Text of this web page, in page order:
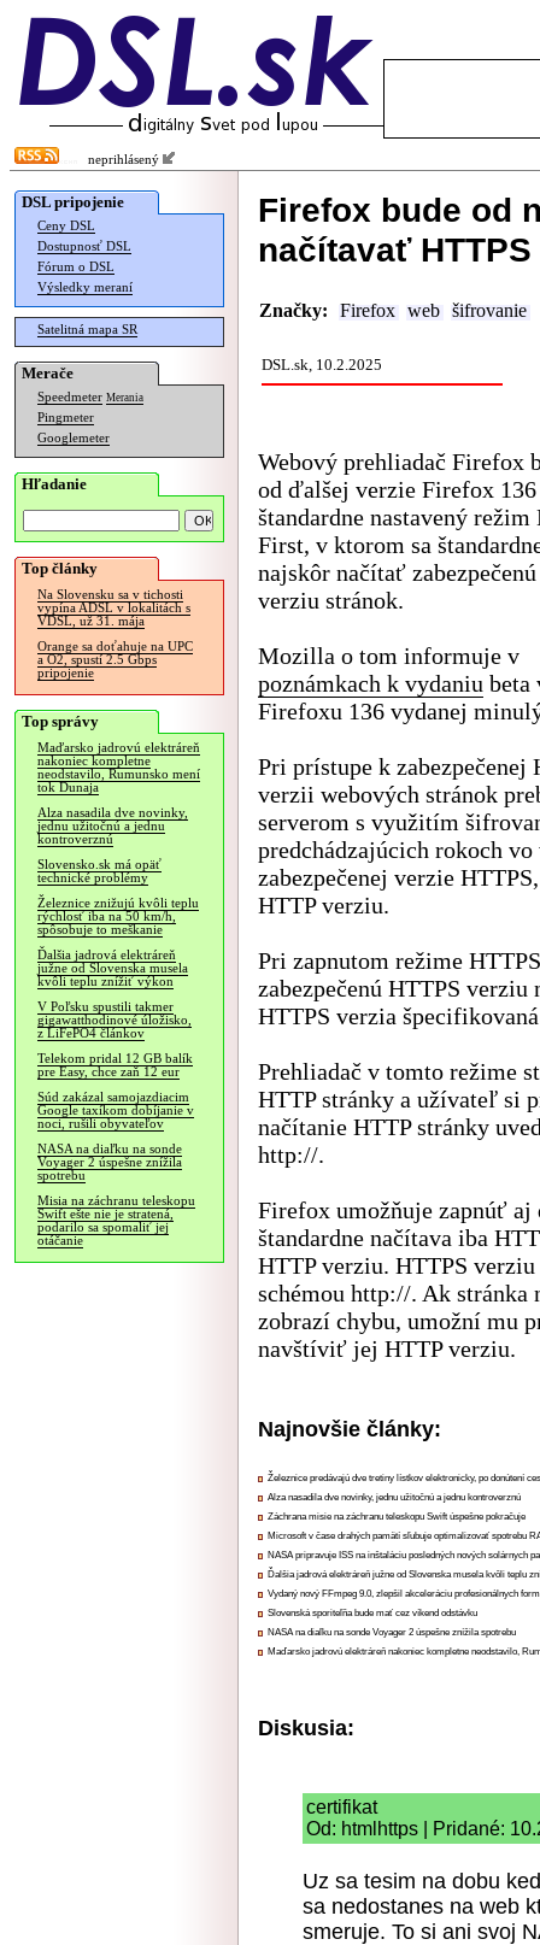
neprihlásený
DSL pripojenie
Ceny DSL
Dostupnosť DSL
Fórum o DSL
Výsledky meraní
Satelitná mapa SR
Merače
Speedmeter Merania
Pingmeter
Googlemeter
Hľadanie
Top články
Na Slovensku sa v tichosti
vypína ADSL v lokalitách s
VDSL, už 31. mája
Orange sa doťahuje na UPC
a O2, spustí 2.5 Gbps
pripojenie
Top správy
Maďarsko jadrovú elektráreň
nakoniec kompletne
neodstavilo, Rumunsko mení
tok Dunaja
Alza nasadila dve novinky,
jednu užitočnú a jednu
kontroverznú
Slovensko.sk má opäť
technické problémy
Železnice znižujú kvôli teplu
rýchlosť iba na 50 km/h,
spôsobuje to meškanie
Ďalšia jadrová elektráreň
južne od Slovenska musela
kvôli teplu znížiť výkon
V Poľsku spustili takmer
gigawatthodinové úložisko,
z LiFePO4 článkov
Telekom pridal 12 GB balík
pre Easy, chce zaň 12 eur
Súd zakázal samojazdiacim
Google taxíkom dobíjanie v
noci, rušili obyvateľov
NASA na diaľku na sonde
Voyager 2 úspešne znížila
spotrebu
Misia na záchranu teleskopu
Swift ešte nie je stratená,
podarilo sa spomaliť jej
otáčanie
Firefox bude od
načítavať
Značky: Firefox web šifrovanie
DSL.sk, 10.2.2025
Webový prehliadač Firefox
od ďalšej verzie Firefox 136
štandardne nastavený režim
First, v ktorom sa
najskôr načítať
verziu stránok.
Mozilla o tom informuje v
poznámkach k vydaniu beta
Firefoxu 136 vydanej
Pri prístupe k zabezpečenej
verzii webových stránok
serverom s využitím
predchádzajúcich rokoch
zabezpečenej verzie
HTTP verziu.
Pri zapnutom režime
zabezpečenú HTTPS
HTTPS verzia
Prehliadač v tomto režime
HTTP stránky a užívateľ si
načítanie HTTP stránky
http://.
Firefox umožňuje zapnúť
štandardne načítava iba
HTTP verziu. HTTPS
schémou http://. Ak
zobrazí chybu, umožní mu
navštíviť jej HTTP verziu.
Najnovšie články:
Železnice predávajú dve tretiny lístkov elektronicky, po donútení
Alza nasadila dve novinky, jednu užitočnú a jednu kontroverznú
Záchrana misie na záchranu teleskopu Swift úspešne pokračuje
Microsoft v čase drahých pamätí sľubuje optimalizovať spotrebu
NASA pripravuje ISS na inštaláciu posledných nových solárnych
Ďalšia jadrová elektráreň južne od Slovenska musela kvôli teplu
Vydaný nový FFmpeg 9.0, zlepšil akceleráciu profesionálnych
Slovenská sporiteľňa bude mať cez víkend odstávku
NASA na diaľku na sonde Voyager 2 úspešne znížila spotrebu
Maďarsko jadrovú elektráreň nakoniec kompletne neodstavilo,
Diskusia:
certifikat
Od: htmlhttps | Pridané:
Uz sa tesim na dobu
sa nedostanes na web
smeruje. To si ani svoj